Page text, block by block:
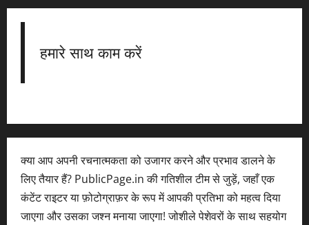
हमारे साथ काम करें
क्या आप अपनी रचनात्मकता को उजागर करने और प्रभाव डालने के
लिए तैयार हैं? PublicPage.in की गतिशील टीम से जुड़ें, जहाँ एक
कंटेंट राइटर या फ़ोटोग्राफ़र के रूप में आपकी प्रतिभा को महत्व दिया
जाएगा और उसका जश्न मनाया जाएगा! जोशीले पेशेवरों के साथ सहयोग